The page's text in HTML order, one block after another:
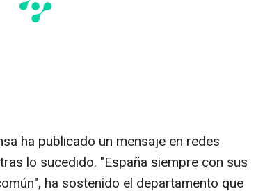
ha publicado un mensaje en redes
lo sucedido. "España siempre con sus
ha sostenido el departamento que